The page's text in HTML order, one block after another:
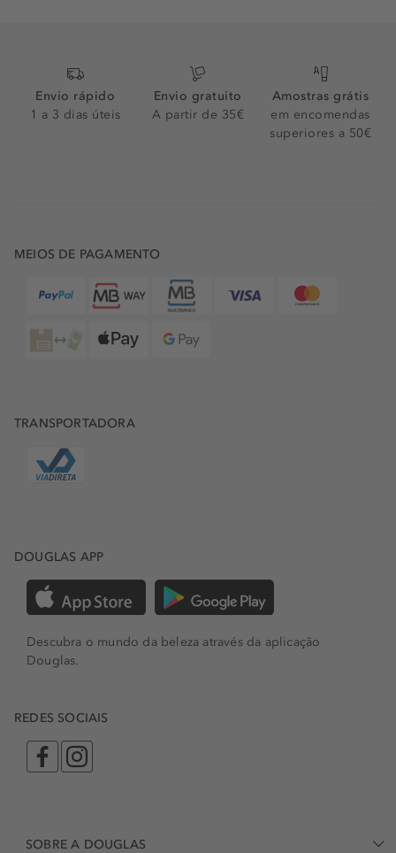
Envio rápido
1 a 3 dias úteis
Envio gratuito
A partir de 35€
Amostras grátis
em encomendas
superiores a 50€
MEIOS DE PAGAMENTO
TRANSPORTADORA
DOUGLAS APP
Descubra o mundo da beleza através da aplicação
Douglas.
REDES SOCIAIS
SOBRE A DOUGLAS